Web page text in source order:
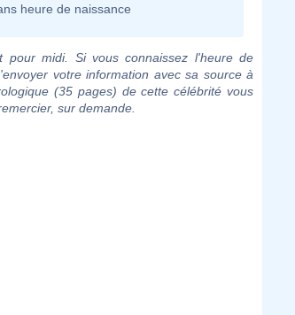
heure de naissance
pour midi. Si vous connaissez l'heure de
votre information avec sa source à
(35 pages) de cette célébrité vous
sur demande.